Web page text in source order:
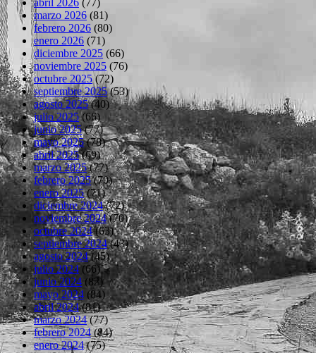
marzo 2026 (81)
febrero 2026 (80)
enero 2026 (71)
diciembre 2025 (66)
noviembre 2025 (76)
octubre 2025(72)
septiembre 2025(53)
agosto 2025(40)
julio 2025(66)
junio 2025(77)
mayo 2025(78)
abril 2025(69)
marzo 2025(77)
febrero 2025(70)
enero 2025(71)
diciembre 2024(72)
noviembre 2024(70)
octubre 2024(63)
septiembre 2024(43)
agosto 2024(45)
julio 2024(66)
junio 2024 (82)
mayo 2024 (84)
abril 2024(81)
marzo 2024(77)
febrero 2024(84)
enero 2024(75)